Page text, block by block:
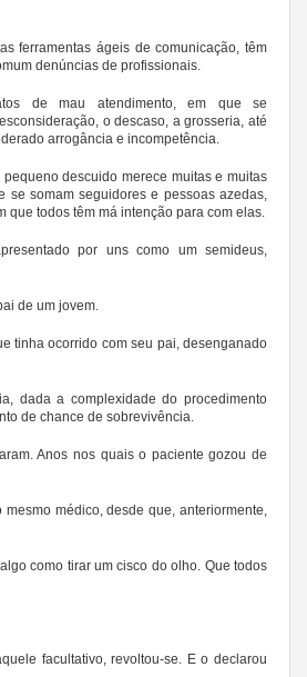
ferramentas ágeis de comunicação, têm
denúncias de profissionais.
de mau atendimento, em que se
o descaso, a grosseria, até
arrogância e incompetência.
pequeno descuido merece muitas e muitas
se somam seguidores e pessoas azedas,
que todos têm má intenção para com elas.
por uns como um semideus,
de um jovem.
tinha ocorrido com seu pai, desenganado
dada a complexidade do procedimento
de chance de sobrevivência.
Anos nos quais o paciente gozou de
médico, desde que, anteriormente,
como tirar um cisco do olho. Que todos
facultativo, revoltou-se. E o declarou